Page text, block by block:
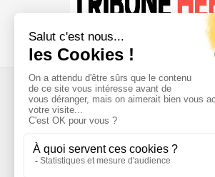
La plateforme de référence pour réserver